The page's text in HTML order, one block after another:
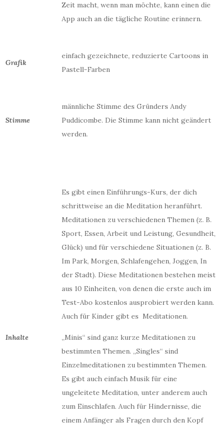
Zeit macht, wenn man möchte, kann einen die
App auch an die tägliche Routine erinnern.
Grafik
einfach gezeichnete, reduzierte Cartoons in
Pastell-Farben
Stimme
männliche Stimme des Gründers Andy
Puddicombe. Die Stimme kann nicht geändert
werden.
Inhalte
Es gibt einen Einführungs-Kurs, der dich
schrittweise an die Meditation heranführt.
Meditationen zu verschiedenen Themen (z. B.
Sport, Essen, Arbeit und Leistung, Gesundheit,
Glück) und für verschiedene Situationen (z. B.
Im Park, Morgen, Schlafengehen, Joggen, In
der Stadt). Diese Meditationen bestehen meist
aus 10 Einheiten, von denen die erste auch im
Test-Abo kostenlos ausprobiert werden kann.
Auch für Kinder gibt es Meditationen.
„Minis“ sind ganz kurze Meditationen zu
bestimmten Themen. „Singles“ sind
Einzelmeditationen zu bestimmten Themen.
Es gibt auch einfach Musik für eine
ungeleitete Meditation, unter anderem auch
zum Einschlafen. Auch für Hindernisse, die
einem Anfänger als Fragen durch den Kopf